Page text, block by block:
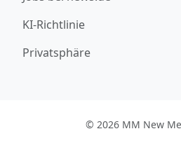
KI-Richtlinie
Privatsphäre
© 2026 MM New